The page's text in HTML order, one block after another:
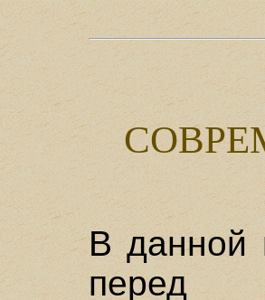
В данной
перед